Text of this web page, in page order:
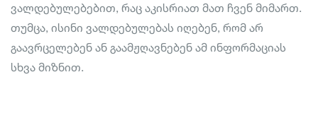
ვალდებულებებით, რაც აკისრიათ მათ ჩვენ მიმართ.
თუმცა, ისინი ვალდებულებას იღებენ, რომ არ
გაავრცელებენ ან გაამჟღავნებენ ამ ინფორმაციას
სხვა მიზნით.